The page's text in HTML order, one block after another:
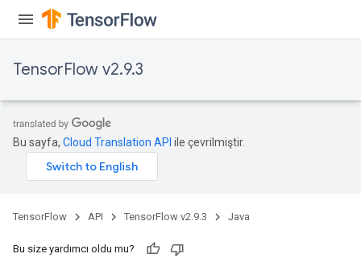
TensorFlow v2.9.3
Bu sayfa, Cloud Translation API ile çevrilmiştir.
TensorFlow API TensorFlow v2.9.3 Java
Bu size yardımcı oldu mu?